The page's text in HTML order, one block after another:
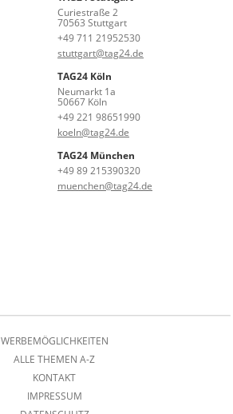
Curiestraße 2
70563 Stuttgart
+49 711 21952530
stuttgart@tag24.de
TAG24 Köln
Neumarkt 1a
50667 Köln
+49 221 98651990
koeln@tag24.de
TAG24 München
+49 89 215390320
muenchen@tag24.de
WERBEMÖGLICHKEITEN
ALLE THEMEN A-Z
KONTAKT
IMPRESSUM